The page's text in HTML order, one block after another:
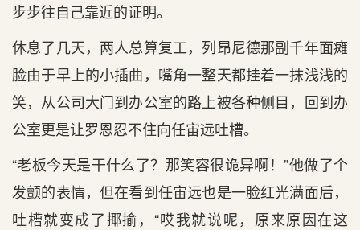
步步往自己靠近的证明。
休息了几天，两人总算复工，列昂尼德那副千年面瘫
脸由于早上的小插曲，嘴角一整天都挂着一抹浅浅的
笑，从公司大门到办公室的路上被各种侧目，回到办
公室更是让罗恩忍不住向任宙远吐槽。
“老板今天是干什么了？那笑容很诡异啊！”他做了个
发颤的表情，但在看到任宙远也是一脸红光满面后，
吐槽就变成了揶揄，“哎我就说呢，原来原因在这